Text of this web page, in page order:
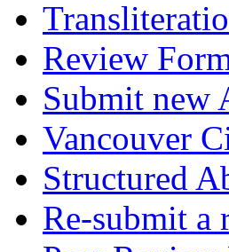
Review
Submit new
Vancouver
Structured
Re-submit a